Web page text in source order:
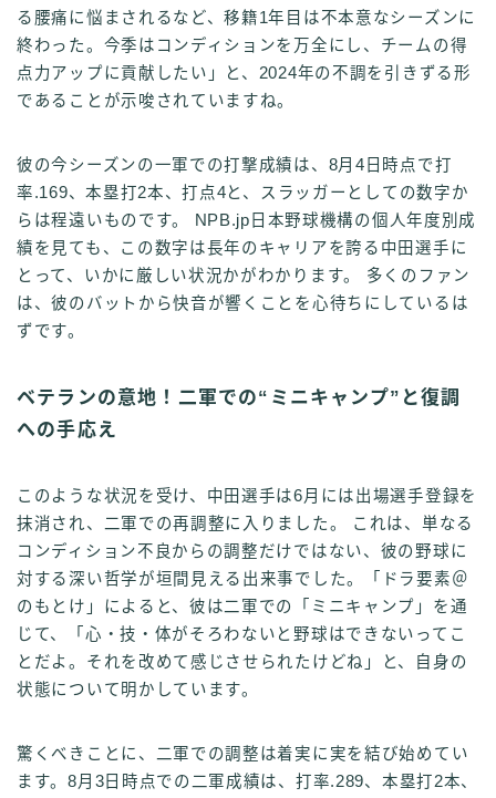
る腰痛に悩まされるなど、移籍1年目は不本意なシーズンに
終わった。今季はコンディションを万全にし、チームの得
点力アップに貢献したい」と、2024年の不調を引きずる形
であることが示唆されていますね。
彼の今シーズンの一軍での打撃成績は、8月4日時点で打
率.169、本塁打2本、打点4と、スラッガーとしての数字か
らは程遠いものです。 NPB.jp日本野球機構の個人年度別成
績を見ても、この数字は長年のキャリアを誇る中田選手に
とって、いかに厳しい状況かがわかります。 多くのファン
は、彼のバットから快音が響くことを心待ちにしているは
ずです。
ベテランの意地！二軍での“ミニキャンプ”と復調
への手応え
このような状況を受け、中田選手は6月には出場選手登録を
抹消され、二軍での再調整に入りました。 これは、単なる
コンディション不良からの調整だけではない、彼の野球に
対する深い哲学が垣間見える出来事でした。「ドラ要素＠
のもとけ」によると、彼は二軍での「ミニキャンプ」を通
じて、「心・技・体がそろわないと野球はできないってこ
とだよ。それを改めて感じさせられたけどね」と、自身の
状態について明かしています。
驚くべきことに、二軍での調整は着実に実を結び始めてい
ます。8月3日時点での二軍成績は、打率.289、本塁打2本、